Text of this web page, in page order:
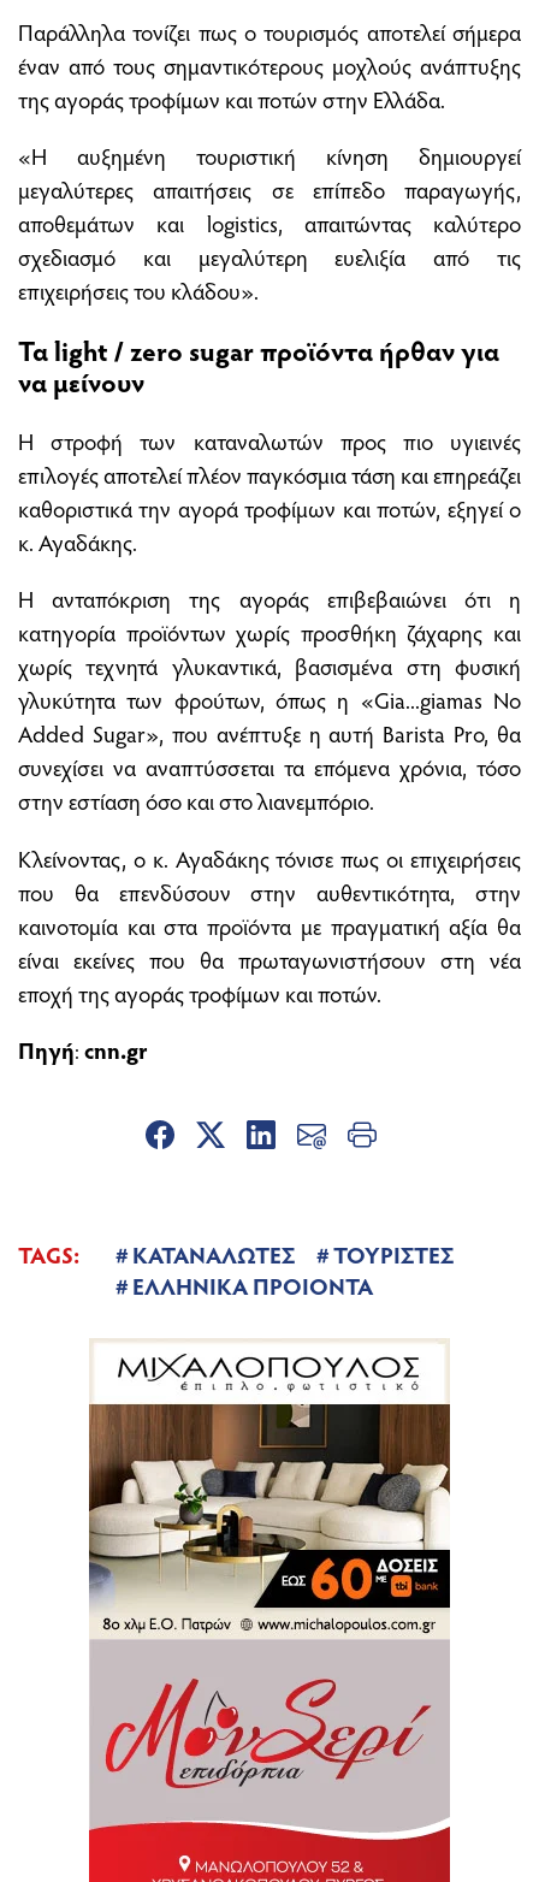
Παράλληλα τονίζει πως ο τουρισμός αποτελεί σήμερα
έναν από τους σημαντικότερους μοχλούς ανάπτυξης
της αγοράς τροφίμων και ποτών στην Ελλάδα.
«Η αυξημένη τουριστική κίνηση δημιουργεί
μεγαλύτερες απαιτήσεις σε επίπεδο παραγωγής,
αποθεμάτων και logistics, απαιτώντας καλύτερο
σχεδιασμό και μεγαλύτερη ευελιξία από τις
επιχειρήσεις του κλάδου».
Τα light / zero sugar προϊόντα ήρθαν για
να μείνουν
Η στροφή των καταναλωτών προς πιο υγιεινές
επιλογές αποτελεί πλέον παγκόσμια τάση και επηρεάζει
καθοριστικά την αγορά τροφίμων και ποτών, εξηγεί ο
κ. Αγαδάκης.
Η ανταπόκριση της αγοράς επιβεβαιώνει ότι η
κατηγορία προϊόντων χωρίς προσθήκη ζάχαρης και
χωρίς τεχνητά γλυκαντικά, βασισμένα στη φυσική
γλυκύτητα των φρούτων, όπως η «Gia...giamas No
Added Sugar», που ανέπτυξε η αυτή Barista Pro, θα
συνεχίσει να αναπτύσσεται τα επόμενα χρόνια, τόσο
στην εστίαση όσο και στο λιανεμπόριο.
Κλείνοντας, ο κ. Αγαδάκης τόνισε πως οι επιχειρήσεις
που θα επενδύσουν στην αυθεντικότητα, στην
καινοτομία και στα προϊόντα με πραγματική αξία θα
είναι εκείνες που θα πρωταγωνιστήσουν στη νέα
εποχή της αγοράς τροφίμων και ποτών.
Πηγή:cnn.gr
TAGS: ΚΑΤΑΝΑΛΩΤΕΣ
ΤΟΥΡΙΣΤΕΣ
ΕΛΛΗΝΙΚΑ ΠΡΟΙΟΝΤΑ